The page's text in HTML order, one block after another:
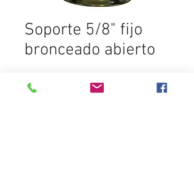
Soporte 5/8" fijo
bronceado abierto
Ajouter au panier